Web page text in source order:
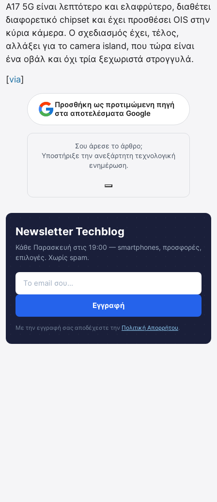
A17 5G είναι λεπτότερο και ελαφρύτερο, διαθέτει
διαφορετικό chipset και έχει προσθέσει OIS στην
κύρια κάμερα. Ο σχεδιασμός έχει, τέλος,
αλλάξει για το camera island, που τώρα είναι
ένα οβάλ και όχι τρία ξεχωριστά στρογγυλά.
[via]
Προσθήκη ως προτιμώμενη πηγή
στα αποτελέσματα Google
Σου άρεσε το άρθρο;
Υποστήριξε την ανεξάρτητη τεχνολογική
ενημέρωση.
Newsletter Techblog
Κάθε Παρασκευή στις 19:00 — smartphones, προσφορές,
επιλογές. Χωρίς spam.
Εγγραφή
Με την εγγραφή σας αποδέχεστε την Πολιτική Απορρήτου.